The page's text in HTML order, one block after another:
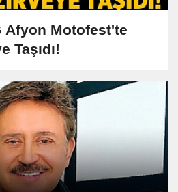
Afyon Motofest'te
Taşıdı!